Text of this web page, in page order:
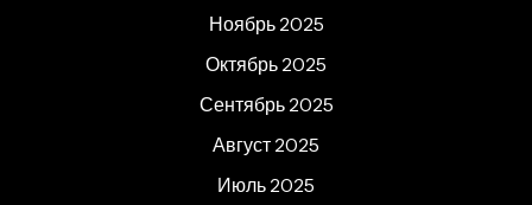
Ноябрь 2025
Октябрь 2025
Сентябрь 2025
Август 2025
Июль 2025